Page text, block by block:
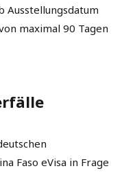
Ausstellungsdatum
maximal 90 Tagen
Faso eVisa in Frage